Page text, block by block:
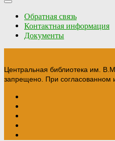
Обратная связь
Контактная информация
Документы
Центральная библиотека им.
запрещено. При согласованном